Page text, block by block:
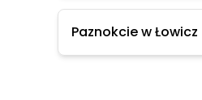
Paznokcie w Łowicz